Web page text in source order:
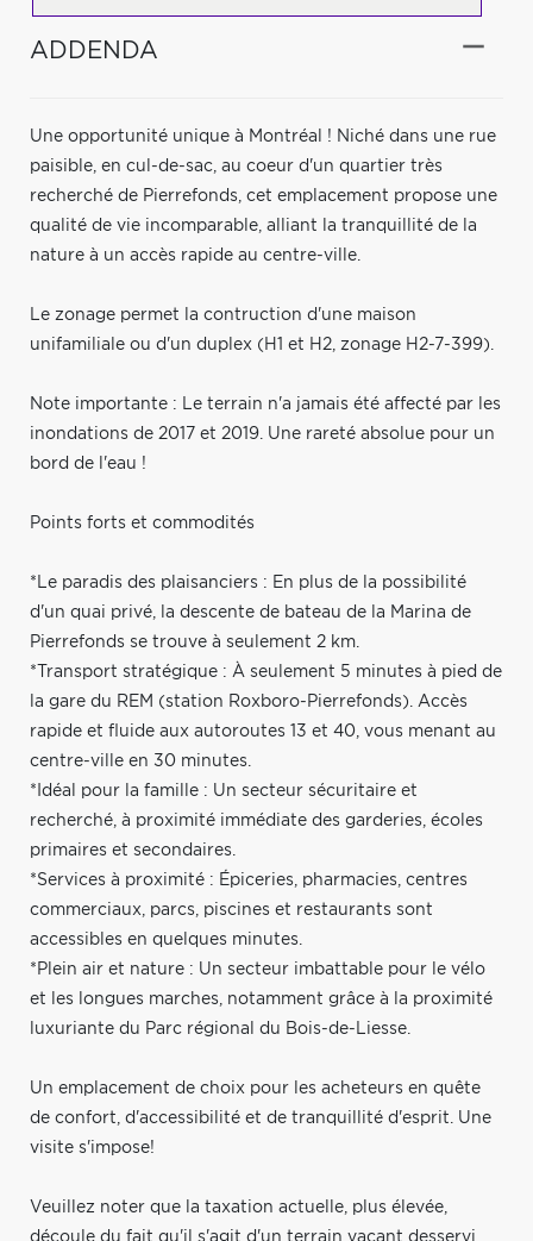
ADDENDA
Une opportunité unique à Montréal ! Niché dans une rue
paisible, en cul-de-sac, au coeur d'un quartier très
recherché de Pierrefonds, cet emplacement propose une
qualité de vie incomparable, alliant la tranquillité de la
nature à un accès rapide au centre-ville.
Le zonage permet la contruction d'une maison
unifamiliale ou d'un duplex (H1 et H2, zonage H2-7-399).
Note importante : Le terrain n'a jamais été affecté par les
inondations de 2017 et 2019. Une rareté absolue pour un
bord de l'eau !
Points forts et commodités
*Le paradis des plaisanciers : En plus de la possibilité
d'un quai privé, la descente de bateau de la Marina de
Pierrefonds se trouve à seulement 2 km.
*Transport stratégique : À seulement 5 minutes à pied de
la gare du REM (station Roxboro-Pierrefonds). Accès
rapide et fluide aux autoroutes 13 et 40, vous menant au
centre-ville en 30 minutes.
*Idéal pour la famille : Un secteur sécuritaire et
recherché, à proximité immédiate des garderies, écoles
primaires et secondaires.
*Services à proximité : Épiceries, pharmacies, centres
commerciaux, parcs, piscines et restaurants sont
accessibles en quelques minutes.
*Plein air et nature : Un secteur imbattable pour le vélo
et les longues marches, notamment grâce à la proximité
luxuriante du Parc régional du Bois-de-Liesse.
Un emplacement de choix pour les acheteurs en quête
de confort, d'accessibilité et de tranquillité d'esprit. Une
visite s'impose!
Veuillez noter que la taxation actuelle, plus élevée,
découle du fait qu'il s'agit d'un terrain vacant desservi